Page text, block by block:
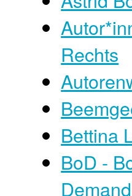
Rechts
Bettina
BoD -
Demand